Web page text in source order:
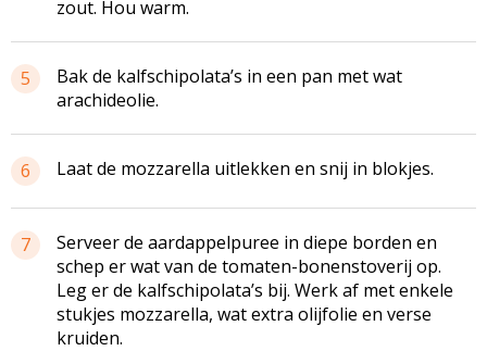
zout. Hou warm.
5
Bak de kalfschipolata’s in een pan met wat
arachideolie.
6 Laat de mozzarella uitlekken en snij in blokjes.
7
Serveer de aardappelpuree in diepe borden en
schep er wat van de tomaten-bonenstoverij op.
Leg er de kalfschipolata’s bij. Werk af met enkele
stukjes mozzarella, wat extra olijfolie en verse
kruiden.